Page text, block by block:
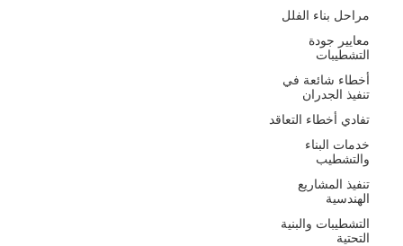
مراحل بناء الفلل
معايير جودة
التشطيبات
أخطاء شائعة في
تنفيذ الجدران
تفادي أخطاء التعاقد
خدمات البناء
والتشطيب
تنفيذ المشاريع
الهندسية
التشطيبات والبنية
التحتية